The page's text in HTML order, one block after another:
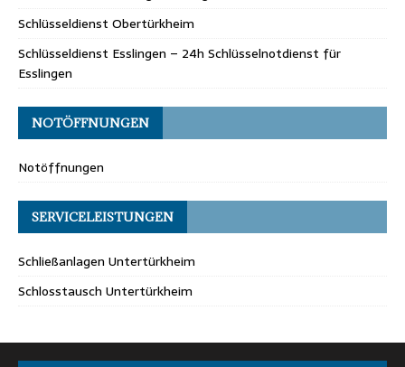
Schlüsseldienst Obertürkheim
Schlüsseldienst Esslingen – 24h Schlüsselnotdienst für
Esslingen
NOTÖFFNUNGEN
Notöffnungen
SERVICELEISTUNGEN
Schließanlagen Untertürkheim
Schlosstausch Untertürkheim